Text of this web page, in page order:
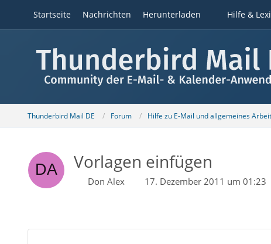
Startseite Nachrichten Herunterladen Hilfe &
Thunderbird Mail DE Forum Hilfe zu E-Mail und allgemeines
Vorlagen einfügen
Don Alex 17. Dezember 2011 um 01:23